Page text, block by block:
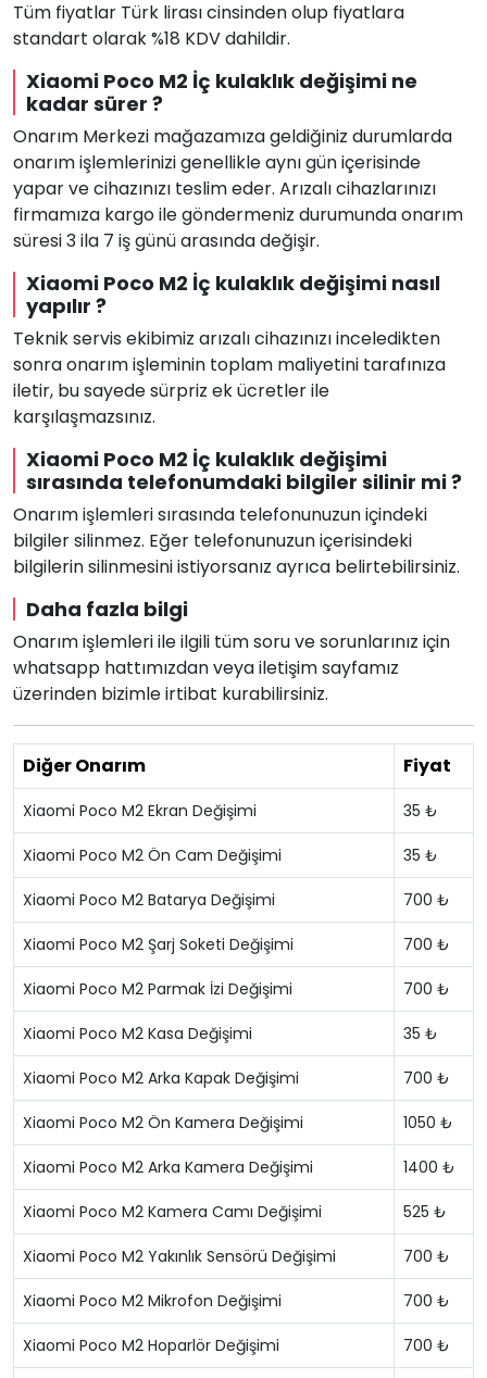
Tüm fiyatlar Türk lirası cinsinden olup fiyatlara
standart olarak %18 KDV dahildir.
Xiaomi Poco M2 İç kulaklık değişimi ne
kadar sürer ?
Onarım Merkezi mağazamıza geldiğiniz durumlarda
onarım işlemlerinizi genellikle aynı gün içerisinde
yapar ve cihazınızı teslim eder. Arızalı cihazlarınızı
firmamıza kargo ile göndermeniz durumunda onarım
süresi 3 ila 7 iş günü arasında değişir.
Xiaomi Poco M2 İç kulaklık değişimi nasıl
yapılır ?
Teknik servis ekibimiz arızalı cihazınızı inceledikten
sonra onarım işleminin toplam maliyetini tarafınıza
iletir, bu sayede sürpriz ek ücretler ile
karşılaşmazsınız.
Xiaomi Poco M2 İç kulaklık değişimi
sırasında telefonumdaki bilgiler silinir mi ?
Onarım işlemleri sırasında telefonunuzun içindeki
bilgiler silinmez. Eğer telefonunuzun içerisindeki
bilgilerin silinmesini istiyorsanız ayrıca belirtebilirsiniz.
Daha fazla bilgi
Onarım işlemleri ile ilgili tüm soru ve sorunlarınız için
whatsapp hattımızdan veya iletişim sayfamız
üzerinden bizimle irtibat kurabilirsiniz.
Diğer Onarım Fiyat
Xiaomi Poco M2 Ekran Değişimi 35 ₺
Xiaomi Poco M2 Ön Cam Değişimi 35 ₺
Xiaomi Poco M2 Batarya Değişimi 700 ₺
Xiaomi Poco M2 Şarj Soketi Değişimi 700 ₺
Xiaomi Poco M2 Parmak İzi Değişimi 700 ₺
Xiaomi Poco M2 Kasa Değişimi 35 ₺
Xiaomi Poco M2 Arka Kapak Değişimi 700 ₺
Xiaomi Poco M2 Ön Kamera Değişimi 1050 ₺
Xiaomi Poco M2 Arka Kamera Değişimi 1400 ₺
Xiaomi Poco M2 Kamera Camı Değişimi 525 ₺
Xiaomi Poco M2 Yakınlık Sensörü Değişimi 700 ₺
Xiaomi Poco M2 Mikrofon Değişimi 700 ₺
Xiaomi Poco M2 Hoparlör Değişimi 700 ₺